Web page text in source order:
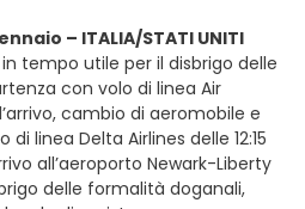
– ITALIA/STATI UNITI
tempo utile per il disbrigo delle
con volo di linea Air
cambio di aeromobile e
linea Delta Airlines delle 12:15
all’aeroporto Newark-Liberty
delle formalità doganali,